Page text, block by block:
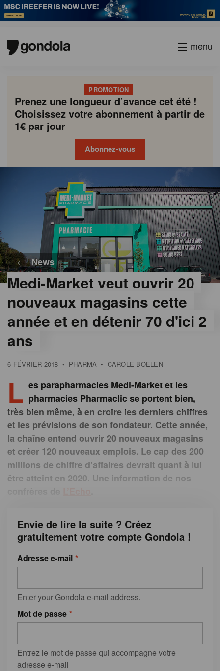
menu
PROMOTION
Prenez une longueur d’avance cet été !
Choisissez votre abonnement à partir de
1€ par jour
Abonnez-vous
News
Medi-Market veut ouvrir 20
nouveaux magasins cette
année et en détenir 70 d'ici 2
ans
6 FÉVRIER 2018 • PHARMA • CAROLE BOELEN
L es parapharmacies Medi-Market et les
pharmacies Pharmaclic se portent bien,
très bien même, à en croire les derniers chiffres
et les prévisions de son fondateur. Cette année,
la chaîne entend ouvrir 20 nouveaux magasins
et créer 120 nouveaux emplois. Le cap des 200
millions de chiffre d’affaires devrait quant à lui
être atteint en 2020. Une information de nos
Envie de lire la suite ? Créez
gratuitement votre compte Gondola !
Adresse e-mail
Enter your Gondola e-mail address.
Mot de passe
Entrez le mot de passe qui accompagne votre
adresse e-mail